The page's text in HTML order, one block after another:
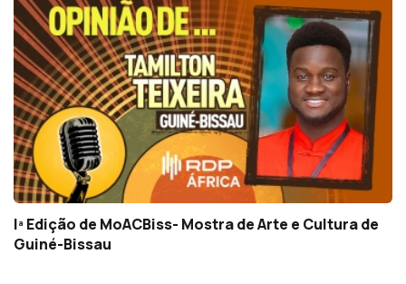
Iª Edição de MoACBiss- Mostra de Arte e Cultura de
Guiné-Bissau